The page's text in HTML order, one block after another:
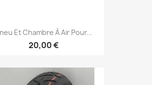
Et Chambre À Air Pour...
20,00 €